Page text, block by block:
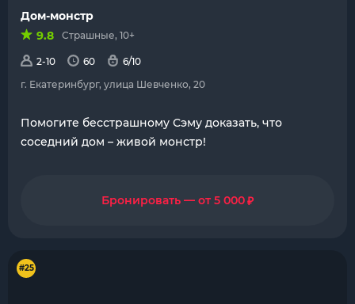
Дом-монстр
9.8
Страшные, 10+
2-10 60
6/10
г. Екатеринбург, улица Шевченко, 20
Помогите бесстрашному Сэму доказать, что
соседний дом – живой монстр!
Бронировать — от 5 000₽
#25